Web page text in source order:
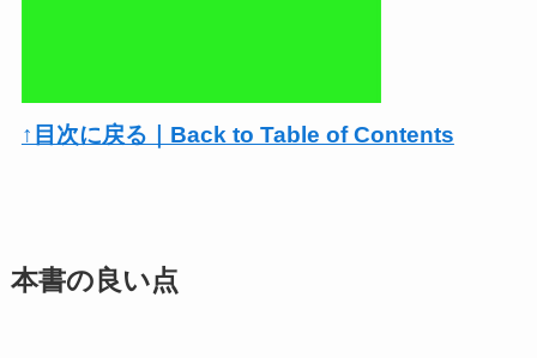
↑目次に戻る｜Back to Table of Contents
本書の良い点